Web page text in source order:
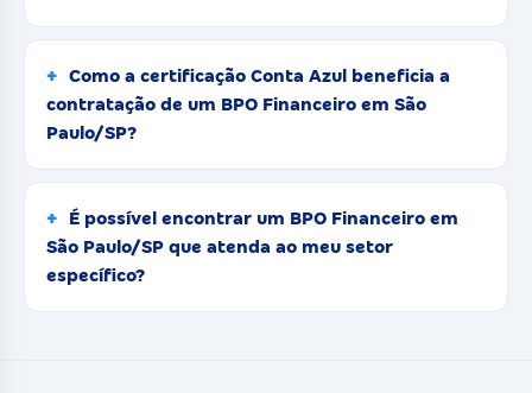
Como a certificação Conta Azul beneficia a
contratação de um BPO Financeiro em São
Paulo/SP?
É possível encontrar um BPO Financeiro em
São Paulo/SP que atenda ao meu setor
específico?